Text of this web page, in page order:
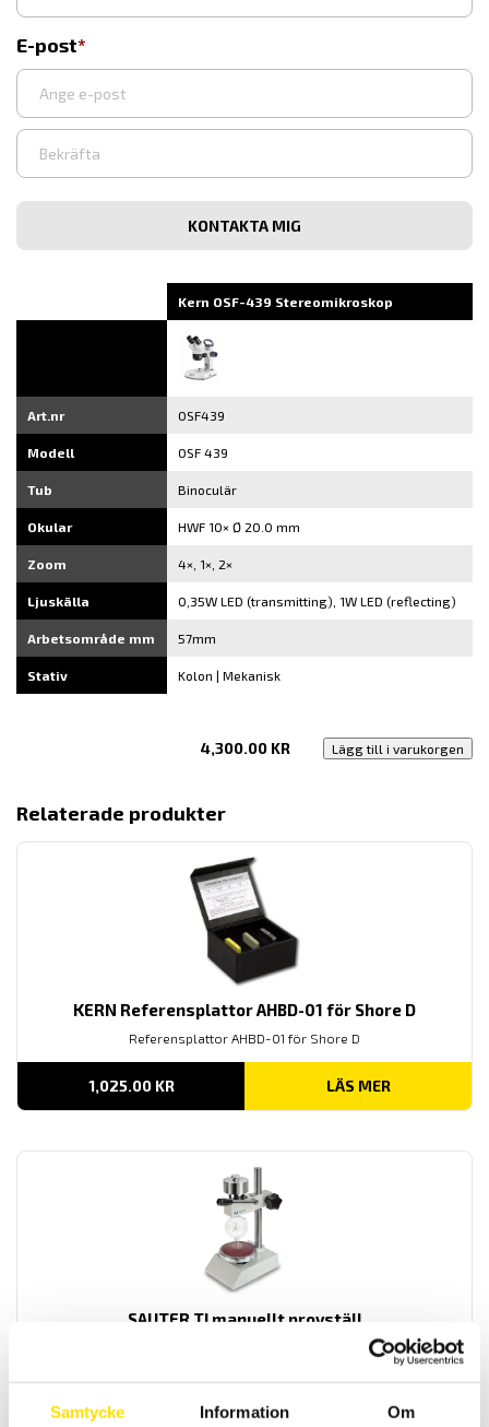
Samtycke Information Om
E-post
Ange
e-
Bekräfta
post
Kern OSF-439 Stereomikroskop
Art.nr OSF439
Modell OSF 439
Tub Binoculär
Okular HWF 10× Ø 20.0 mm
Zoom 4×, 1×, 2×
Ljuskälla 0,35W LED (transmitting), 1W LED (reflecting)
Arbetsområde mm 57mm
Stativ Kolon | Mekanisk
4,300.00 KR Lägg till i varukorgen
Relaterade produkter
KERN Referensplattor AHBD-01 för Shore D
Referensplattor AHBD-01 för Shore D
1,025.00 KR LÄS MER
SAUTER TI manuellt provställ
Manuellt hårdhetsprovställ Sauter är en robust och mycket prisvärt
3,300.00KR 4,300.00KRPRISINTERVALL:LÄS MER